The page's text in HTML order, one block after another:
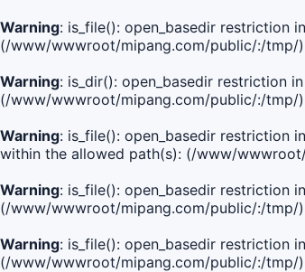
Warning: is_file(): open_basedir restriction
(/www/wwwroot/mipang.com/public/:/tmp/
Warning: is_dir(): open_basedir restriction
(/www/wwwroot/mipang.com/public/:/tmp/
Warning: is_file(): open_basedir
within the allowed path(s): (/www/
Warning: is_file(): open_basedir restriction
(/www/wwwroot/mipang.com/public/:/tmp/
Warning: is_file(): open_basedir restriction
(/www/wwwroot/mipang.com/public/:/tmp/